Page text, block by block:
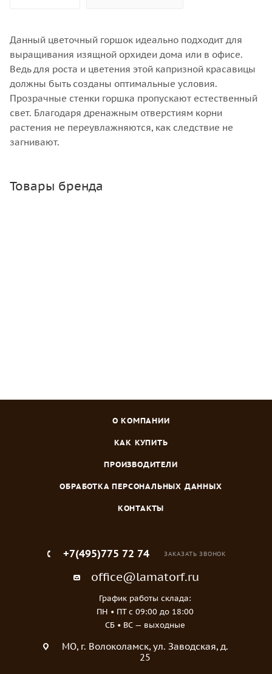
Данный цветочный горшок идеально подходит для
выращивания изящной орхидеи дома или в офисе.
Ведь для роста и цветения этой капризной красавицы
должны быть созданы оптимальные условия.
Прозрачные стенки горшка пропускают естественный
свет. Благодаря дренажным отверстиям корни
растения не переувлажняются, как следствие не
загнивают.
Товары бренда
О КОМПАНИИ
КАК КУПИТЬ
ПРОИЗВОДИТЕЛИ
ОБРАБОТКА ПЕРСОНАЛЬНЫХ ДАННЫХ
КОНТАКТЫ
+7(495)775 72 74 ЗАКАЗАТЬ ЗВОНОК
office@lamatorf.ru
График работы склада:
ПН • ПТ c 09:00 до 18:00
СБ • ВС — выходные
МO, г. Волоколамск, ул. Заводская, д.
25